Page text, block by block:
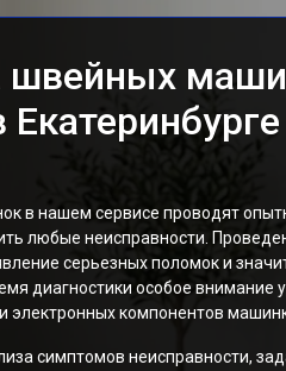
швейных
в нашем сервисе проводят
любые неисправности.
серьезных поломок и
диагностики особое внимание
электронных компонентов
симптомов неисправности,